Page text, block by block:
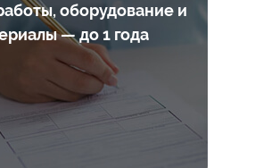
оборудование и
— до 1 года